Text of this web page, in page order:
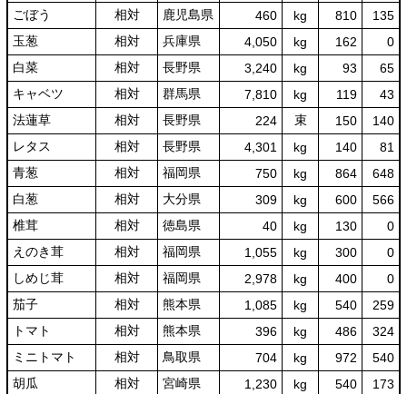
ごぼう
相対 鹿児島県 460 kg 810
135
玉葱
相対 兵庫県 4,050 kg 162
0
白菜
相対 長野県 3,240 kg 93
65
キャベツ
相対 群馬県 7,810 kg 119
43
法蓮草
相対 長野県 224 束 150
140
レタス
相対 長野県 4,301 kg 140
81
青葱
相対 福岡県 750 kg 864
648
白葱
相対 大分県 309 kg 600
566
椎茸
相対 徳島県 40 kg 130
0
えのき茸
相対 福岡県 1,055 kg 300
0
しめじ茸
相対 福岡県 2,978 kg 400
0
茄子
相対 熊本県 1,085 kg 540
259
トマト
相対 熊本県 396 kg 486
324
ミニトマト
相対 鳥取県 704 kg 972
540
胡瓜
相対 宮崎県 1,230 kg 540
173